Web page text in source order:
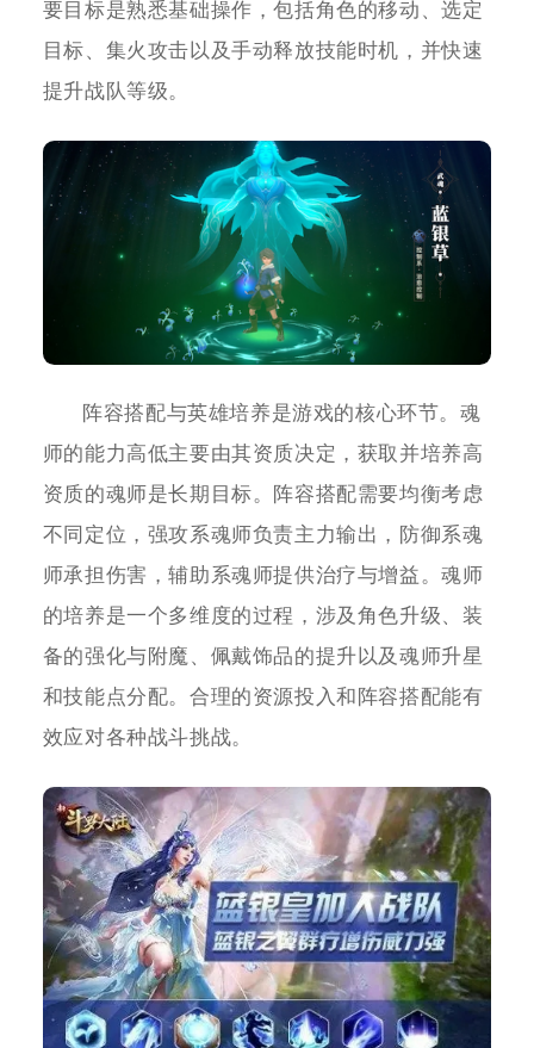
要目标是熟悉基础操作，包括角色的移动、选定
目标、集火攻击以及手动释放技能时机，并快速
提升战队等级。
阵容搭配与英雄培养是游戏的核心环节。魂
师的能力高低主要由其资质决定，获取并培养高
资质的魂师是长期目标。阵容搭配需要均衡考虑
不同定位，强攻系魂师负责主力输出，防御系魂
师承担伤害，辅助系魂师提供治疗与增益。魂师
的培养是一个多维度的过程，涉及角色升级、装
备的强化与附魔、佩戴饰品的提升以及魂师升星
和技能点分配。合理的资源投入和阵容搭配能有
效应对各种战斗挑战。